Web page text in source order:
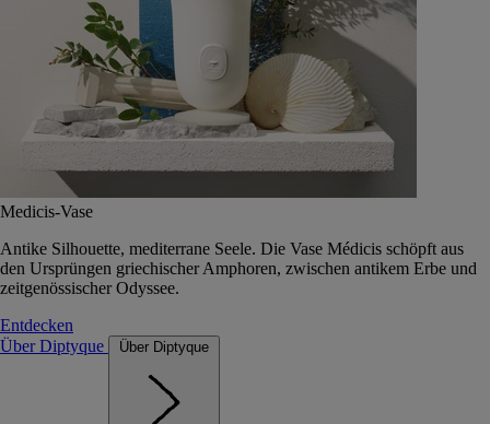
Medicis-Vase
Antike Silhouette, mediterrane Seele. Die Vase Médicis schöpft aus
den Ursprüngen griechischer Amphoren, zwischen antikem Erbe und
zeitgenössischer Odyssee.
Entdecken
Über Diptyque
Über Diptyque